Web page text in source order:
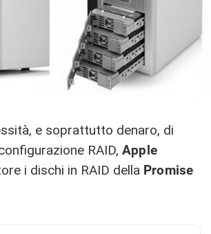
e soprattutto denaro, di
RAID, Apple
i dischi in RAID della Promise